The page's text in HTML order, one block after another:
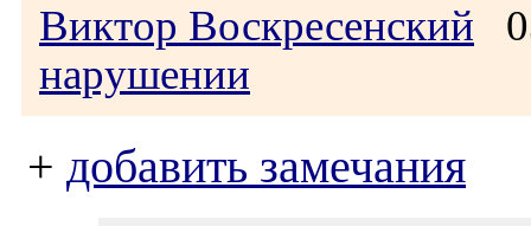
Виктор Воскресенский
нарушении
+ добавить замечания